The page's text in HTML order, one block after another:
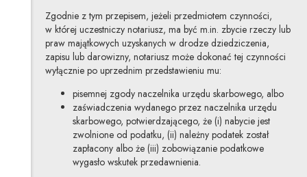
Zgodnie z tym przepisem, jeżeli przedmiotem czynności,
w której uczestniczy notariusz, ma być m.in. zbycie rzeczy lub
praw majątkowych uzyskanych w drodze dziedziczenia,
zapisu lub darowizny, notariusz może dokonać tej czynności
wyłącznie po uprzednim przedstawieniu mu:
pisemnej zgody naczelnika urzędu skarbowego, albo
zaświadczenia wydanego przez naczelnika urzędu
skarbowego, potwierdzającego, że (i) nabycie jest
zwolnione od podatku, (ii) należny podatek został
zapłacony albo że (iii) zobowiązanie podatkowe
wygasło wskutek przedawnienia.